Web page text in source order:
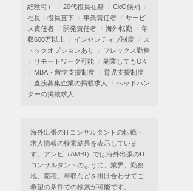
経験可）
20代役員在籍
CxO候補
社長・役員直下
事業責任者
サービ
ス責任者
開発責任者 海外転勤
年
収600万以上
インセンティブ制度
ス
トックオプションあり
フレックス勤務
リモートワーク可能
副業してもOK
MBA・留学支援制度
育児支援制度
直接募集企業の掲載求人
ヘッドハン
ターの掲載求人
海外出張のITコンサルタントの転職・
求人情報の検索結果を表示していま
す。アンビ（AMBI）では海外出張のIT
コンサルタントのように、業界、勤務
地、職種、年収などを掛け合わせてご
希望の条件での検索が可能です。